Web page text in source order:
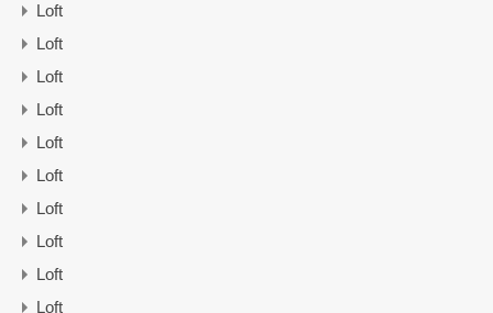
Loft
Loft
Loft
Loft
Loft
Loft
Loft
Loft
Loft
Loft